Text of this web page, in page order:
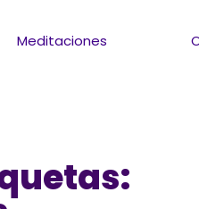
Meditaciones